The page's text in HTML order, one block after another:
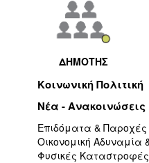
ΔΗΜΟΤΗΣ
Κοινωνική Πολιτική
Νέα - Ανακοινώσεις
Επιδόματα & Παροχές
Οικονομική Αδυναμία
Φυσικές Καταστροφές